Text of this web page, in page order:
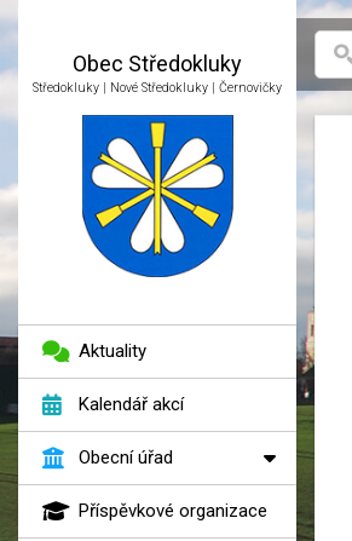
Obec Středokluky
Středokluky | Nové Středokluky | Černovičky
Aktuality
Kalendář akcí
Obecní úřad
Příspěvkové organizace